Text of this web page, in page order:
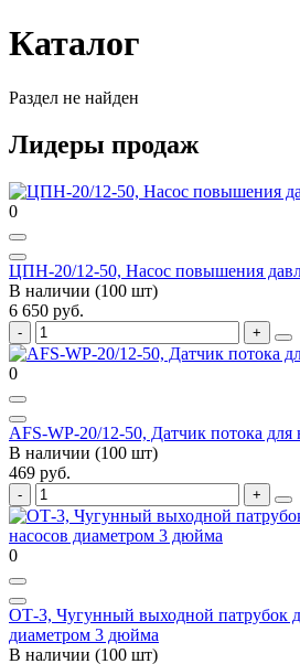
Каталог
Раздел не найден
Лидеры продаж
0
ЦПН-20/12-50, Насос повышения
В наличии (100 шт)
6 650 руб.
0
AFS-WP-20/12-50, Датчик потока для
В наличии (100 шт)
469 руб.
0
ОТ-3, Чугунный выходной патрубок
диаметром 3 дюйма
В наличии (100 шт)